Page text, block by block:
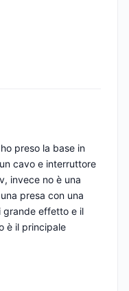
preso la base in
cavo e interruttore
invece no è una
presa con una
grande effetto e il
è il principale